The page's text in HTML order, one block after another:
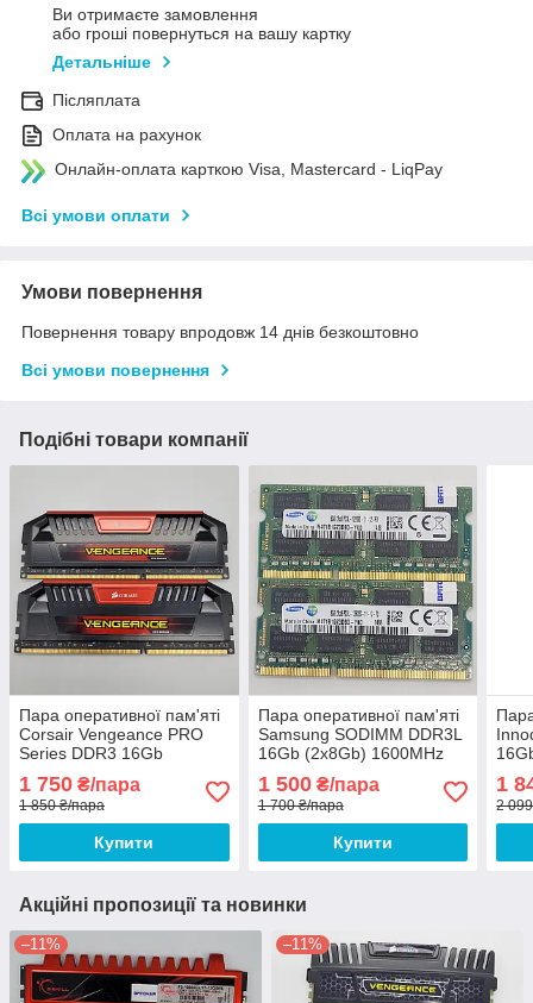
Ви отримаєте замовлення
або гроші повернуться на вашу картку
Детальніше
Післяплата
Оплата на рахунок
Онлайн-оплата карткою Visa, Mastercard - LiqPay
Всі умови оплати
Умови повернення
Повернення товару впродовж 14 днів безкоштовно
Всі умови повернення
Подібні товари компанії
Пара оперативної пам'яті
Corsair Vengeance PRO
Series DDR3 16Gb
14900U 2R8 CL10
(CMY16GX3M2A1866C10R)
Б/В
1 750 ₴/пара
1 850 ₴/пара
Купити
Пара оперативної пам'яті
Samsung SODIMM DDR3L
16Gb (2x8Gb) 1600MHz
(M471B1G73DB0-YK0) Б/В
1 500₴/пара
1 700 ₴/пара
Купити
1
2
Акційні пропозиції та новинки
–11% –11%